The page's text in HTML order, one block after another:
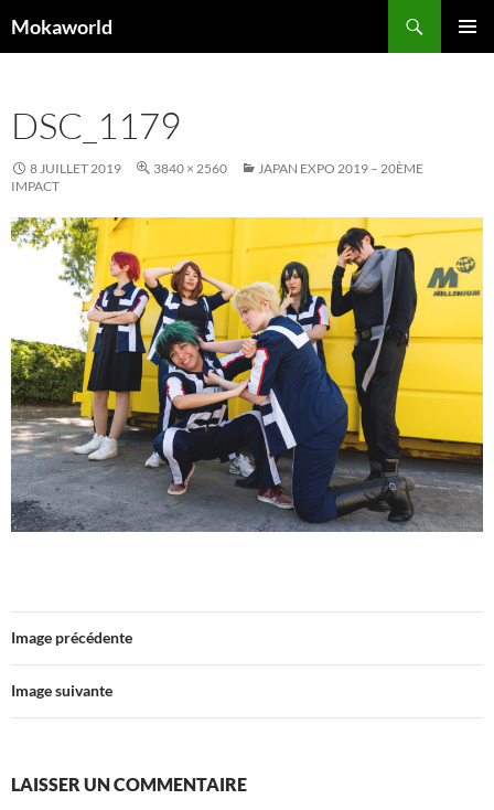
auMokaworld
DSC_1179
8 JUILLET 2019 3840 × 2560
JAPAN EXPO 2019 – 20ÈME
IMPACT
Image précédente
Image suivante
LAISSER UN COMMENTAIRE